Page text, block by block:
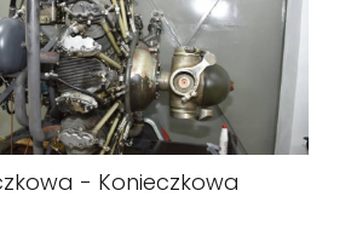
- Konieczkowa